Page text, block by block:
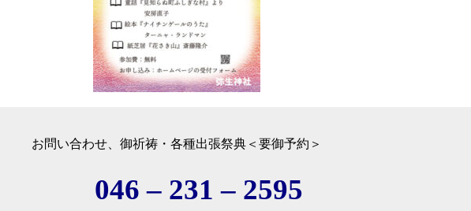
お問い合わせ、御祈祷・各種出張祭典＜要御予約＞
046 – 231 – 2595